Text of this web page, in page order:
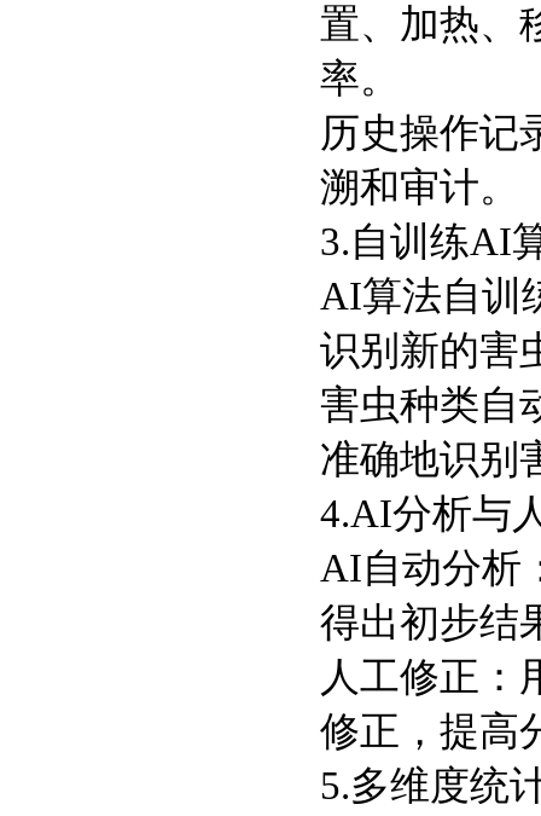
置、加热、
率。
历史操作记
溯和审计。
3.自训练AI
AI算法自训
识别新的害
害虫种类自
准确地识别
4.AI分析与
AI自动分析
得出初步结
人工修正：
修正，提高
5.多维度统